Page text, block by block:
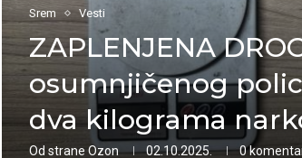
Srem Vesti
ZAPLENJENA
osumnjičenog
dva kilograma
Od strane Ozon 02.10.2025. 0